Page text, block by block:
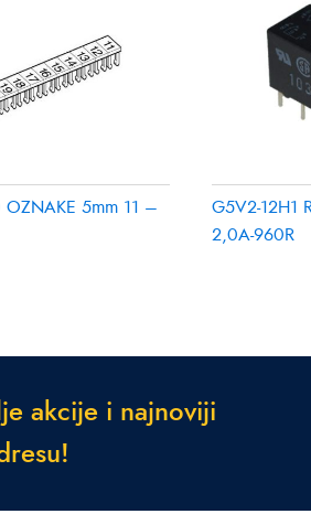
OZNAKE 5mm 11 –
G5V2-12H1
2,0A-960R
je a kcije i najnoviji
resu!